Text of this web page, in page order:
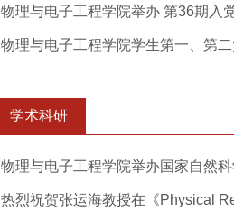
物理与电子工程学院举办 第36期入
物理与电子工程学院学生第一、第
学术科研
物理与电子工程学院举办国家自然
热烈祝贺张运海教授在《Physical